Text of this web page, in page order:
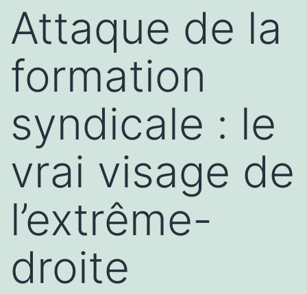
Attaque de la
formation
syndicale : le
vrai visage de
l’extrême-
droite